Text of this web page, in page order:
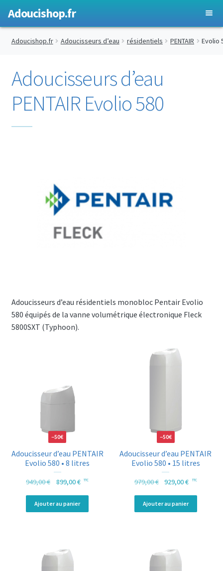
Adoucishop.fr
Adoucisseurs d’eau
Ouvrir
PENTAIR Foleo
BWT AQA Perla
Accessoires
Ouvrir
le
Adoucishop.fr Adoucisseurs d’eau résidentiels PENTAIR Evolio
Adoucisseurs d’eau
PENTAIR Evolio 580
Adoucisseurs d’eau résidentiels monobloc Pentair Evolio
580 équipés de la vanne volumétrique électronique Fleck
5800SXT (Typhoon).
−50€
Adoucisseur d’eau PENTAIR
Evolio 580 • 8 litres
949,00€ Le prix initial était : 949,00 €.
899,00€Le prix actuel est : 899,00 €.
TTC
Ajouter au panier
−50€
Adoucisseur d’eau PENTAIR
Evolio 580 • 15 litres
979,00€ Le prix initial était :
929,00€Le prix
TTC
Ajouter au panier